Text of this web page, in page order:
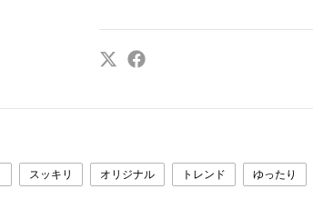
スッキリ オリジナル トレンド ゆったり